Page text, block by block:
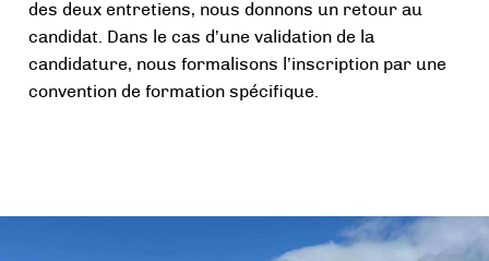
des deux entretiens, nous donnons un retour au
candidat. Dans le cas d’une validation de la
candidature, nous formalisons l’inscription par une
convention de formation spécifique.